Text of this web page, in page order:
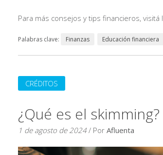
Para más consejos y tips financieros, visitá
Palabras clave: Finanzas Educación financiera
CRÉDITOS
¿Qué es el skimming?
1 de agosto de 2024 / Por Afluenta